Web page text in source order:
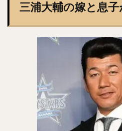
三浦大輔の嫁と息子
有原航平（ありはらこうへい）
中崎翔太（なかざきしょうた）
前田健太（まえだけんた）
澤村拓一（さわむらひろかず）
三嶋一輝（みしまかずき）
瀧中瞭太（たきなかりょうた）
宮城大弥（みやぎひろや）
紅林弘太郎（くればやしこうたろ